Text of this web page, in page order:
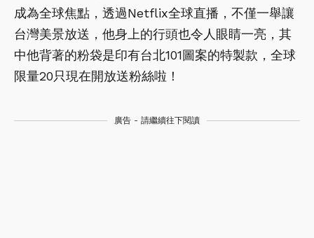
成為全球焦點，透過Netflix全球直播，不僅一舉讓
台灣美景放送，他身上的行頭也令人眼睛一亮，其
中他背著的粉袋是印有台北101圖案的特製款，全球
限量20只現在開放送粉絲啦！
廣告 - 請繼續往下閱讀